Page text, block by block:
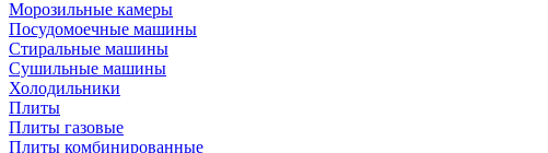
Морозильные камеры
Посудомоечные машины
Стиральные машины
Сушильные машины
Холодильники
Плиты
Плиты газовые
Плиты комбинированные